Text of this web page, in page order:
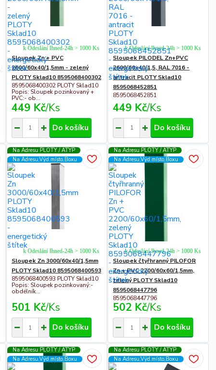
Sloupek Zn + PVC
2600/60x40/1,5mm - zelený
PLOTY Sklad10 8595068400302
8595068400302 PLOTY Sklad10
Popis: Sloupek pozinkovaný +
PVC:- ob...
449 Kč/Ks
k Odeslání Ihned-24h > 1000 Ks
Do košíku
Sloupek PILODEL Zn+PVC
2600/60x40/1,5, RAL 7016 -
antracit PLOTY Sklad10
8595068452851
8595068452851
449 Kč/Ks
k Odeslání Ihned-24h > 1000 Ks
Do košíku
Na Adresu PLOTY / ATYP
Na Adresu,Výd.místo,Boxu
Sloupek Zn 3000/60x40/1,5mm
PLOTY Sklad10 8595068400593
8595068400593 PLOTY Sklad10
Popis: Sloupek pozinkovaný:-
obdélník...
501 Kč/Ks
k Odeslání Ihned-24h > 1000 Ks
Do košíku
Na Adresu PLOTY / ATYP
Na Adresu,Výd.místo,Boxu
Sloupek čtyřhranný PILOFOR
Zn + PVC 2200/60x60/1,5mm,
zelený PLOTY Sklad10
8595068447796
8595068447796
502 Kč/Ks
k Odeslání Ihned-24h > 1000 Ks
Do košíku
Na Adresu PLOTY / ATYP
Na Adresu,Výd.místo,Boxu
Na Adresu PLOTY / ATYP
Na Adresu,Výd.místo,Boxu